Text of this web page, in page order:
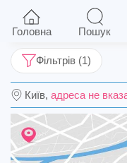
Лоріста Н
Київ, адреса не
Фільтрів (1)
Головна Пошук